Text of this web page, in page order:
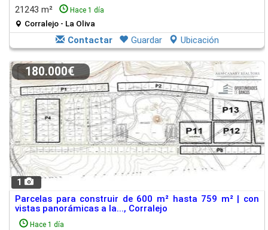
21243 m²
Hace 1 día
Corralejo - La Oliva
Contactar Guardar Ubicación
1
180.000€
Parcelas para construir de 600 m² hasta 759 m² | con
vistas panorámicas a la..., Corralejo
Hace 1 día